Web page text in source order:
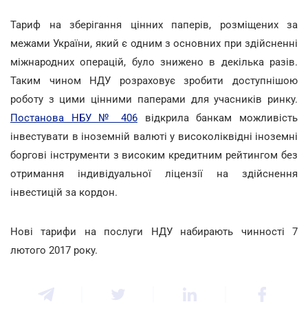
Тариф на зберігання цінних паперів, розміщених за
межами України, який є одним з основних при здійсненні
міжнародних операцій, було знижено в декілька разів.
Таким чином НДУ розраховує зробити доступнішою
роботу з цими цінними паперами для учасників ринку.
Постанова НБУ № 406відкрила банкам можливість
інвестувати в іноземній валюті у високоліквідні іноземні
боргові інструменти з високим кредитним рейтингом без
отримання індивідуальної ліцензії на здійснення
інвестицій за кордон.
Нові тарифи на послуги НДУ набирають чинності 7
лютого 2017 року.